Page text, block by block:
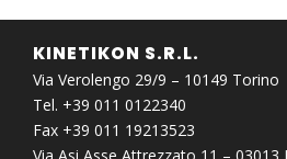
KINETIKON S.R.L.
Via Verolengo 29/9 – 10149 Torino
Tel. +39 011 0122340
Fax +39 011 19213523